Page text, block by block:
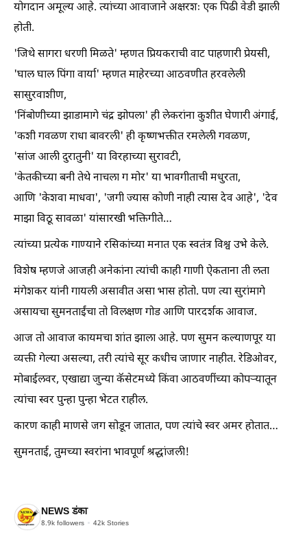
योगदान अमूल्य आहे. त्यांच्या आवाजाने अक्षरशः एक पिढी वेडी झाली
होती.
'जिथे सागरा धरणी मिळते' म्हणत प्रियकराची वाट पाहणारी प्रेयसी,
'घाल घाल पिंगा वार्या' म्हणत माहेरच्या आठवणीत हरवलेली
सासुरवाशीण,
'निंबोणीच्या झाडामागे चंद्र झोपला' ही लेकरांना कुशीत घेणारी अंगाई,
'कशी गवळण राधा बावरली' ही कृष्णभक्तीत रमलेली गवळण,
'सांज आली दुरातुनी' या विरहाच्या सुरावटी,
'केतकीच्या बनी तेथे नाचला ग मोर' या भावगीताची मधुरता,
आणि 'केशवा माधवा', 'जगी ज्यास कोणी नाही त्यास देव आहे', 'देव
माझा विठू सावळा' यांसारखी भक्तिगीते…
त्यांच्या प्रत्येक गाण्याने रसिकांच्या मनात एक स्वतंत्र विश्व उभे केले.
विशेष म्हणजे आजही अनेकांना त्यांची काही गाणी ऐकताना ती लता
मंगेशकर यांनी गायली असावीत असा भास होतो. पण त्या सुरांमागे
असायचा सुमनताईंचा तो विलक्षण गोड आणि पारदर्शक आवाज.
आज तो आवाज कायमचा शांत झाला आहे. पण सुमन कल्याणपूर या
व्यक्ती गेल्या असल्या, तरी त्यांचे सूर कधीच जाणार नाहीत. रेडिओवर,
मोबाईलवर, एखाद्या जुन्या कॅसेटमध्ये किंवा आठवणींच्या कोपऱ्यातून
त्यांचा स्वर पुन्हा पुन्हा भेटत राहील.
कारण काही माणसे जग सोडून जातात, पण त्यांचे स्वर अमर होतात…
सुमनताई, तुमच्या स्वरांना भावपूर्ण श्रद्धांजली!
NEWS डंका
8.9k followers 42k Stories